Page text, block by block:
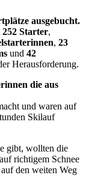
ausgebucht.
252 Starter,
, 23
und 42
Herausforderung.
die aus
und waren auf
Skilauf
gibt, wollten die
richtigem Schnee
den weiten Weg